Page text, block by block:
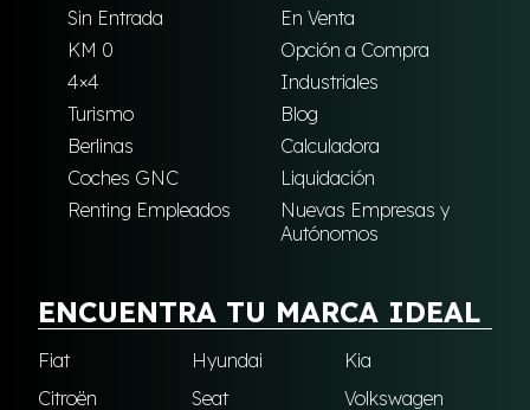
Sin Entrada
En Venta
KM 0
Opción a Compra
4×4
Industriales
Turismo
Blog
Berlinas
Calculadora
Coches GNC
Liquidación
Renting Empleados
Nuevas Empresas y
Autónomos
ENCUENTRA TU MARCA IDEAL
Fiat Hyundai
Kia
Citroën
Seat Volkswagen